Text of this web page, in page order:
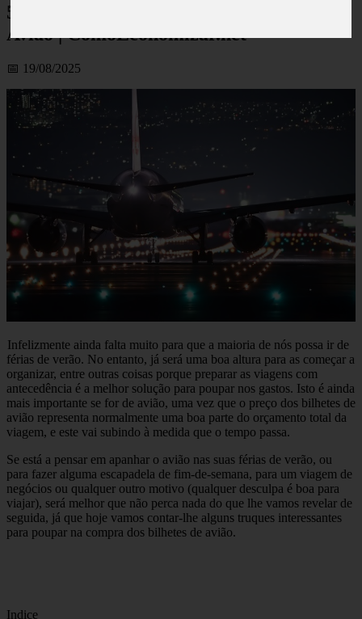
5 Conselhos Para Poupar Nos Bilhetes De
Avião | ComoEconomizar.net
📅 19/08/2025
Infelizmente ainda falta muito para que a maioria de nós possa ir de
férias de verão. No entanto, já será uma boa altura para as começar a
organizar, entre outras coisas porque preparar as viagens com
antecedência é a melhor solução para poupar nos gastos. Isto é ainda
mais importante se for de avião, uma vez que o preço dos bilhetes de
avião representa normalmente uma boa parte do orçamento total da
viagem, e este vai subindo à medida que o tempo passa.
Se está a pensar em apanhar o avião nas suas férias de verão, ou
para fazer alguma escapadela de fim-de-semana, para um viagem de
negócios ou qualquer outro motivo (qualquer desculpa é boa para
viajar), será melhor que não perca nada do que lhe vamos revelar de
seguida, já que hoje vamos contar-lhe alguns truques interessantes
para poupar na compra dos bilhetes de avião.
Indice